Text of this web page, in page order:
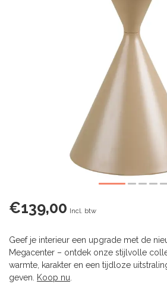
€139,00 Incl. btw
Geef je interieur een upgrade met de
Megacenter – ontdek onze stijlvolle
warmte, karakter en een tijdloze
geven.
Koop nu